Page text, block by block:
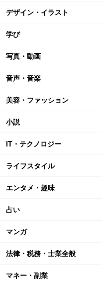
デザイン・イラスト
学び
写真・動画
音声・音楽
美容・ファッション
小説
IT・テクノロジー
ライフスタイル
エンタメ・趣味
占い
マンガ
法律・税務・士業全般
マネー・副業